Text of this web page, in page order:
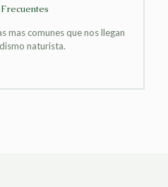
mas comunes que nos llegan
naturista.